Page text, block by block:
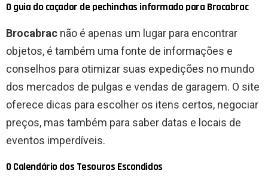
O guia do caçador de pechinchas informado para Brocabrac
Brocabrac não é apenas um lugar para encontrar
objetos, é também uma fonte de informações e
conselhos para otimizar suas expedições no mundo
dos mercados de pulgas e vendas de garagem. O site
oferece dicas para escolher os itens certos, negociar
preços, mas também para saber datas e locais de
eventos imperdíveis.
O Calendário dos Tesouros Escondidos